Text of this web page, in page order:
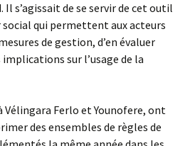
Il s’agissait de se servir de cet outil
qui permettent aux acteurs
de gestion, d’en évaluer
sur l’usage de la
Vélingara Ferlo et Younofere, ont
des ensembles de règles de